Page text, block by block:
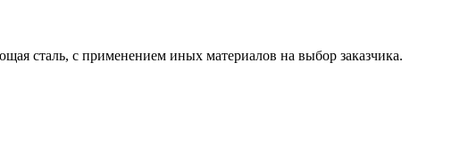
сталь, с применением иных материалов на выбор заказчика.